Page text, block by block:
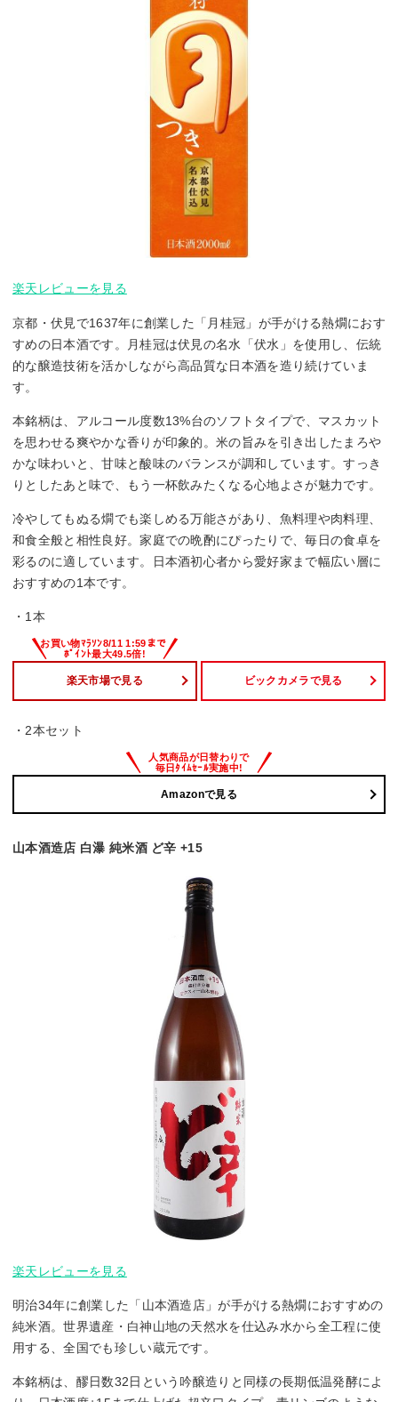
楽天レビューを見る
京都・伏見で1637年に創業した「月桂冠」が手がける熱燗におす
すめの日本酒です。月桂冠は伏見の名水「伏水」を使用し、伝統
的な醸造技術を活かしながら高品質な日本酒を造り続けていま
す。
本銘柄は、アルコール度数13%台のソフトタイプで、マスカット
を思わせる爽やかな香りが印象的。米の旨みを引き出したまろや
かな味わいと、甘味と酸味のバランスが調和しています。すっき
りとしたあと味で、もう一杯飲みたくなる心地よさが魅力です。
冷やしてもぬる燗でも楽しめる万能さがあり、魚料理や肉料理、
和食全般と相性良好。家庭での晩酌にぴったりで、毎日の食卓を
彩るのに適しています。日本酒初心者から愛好家まで幅広い層に
おすすめの1本です。
・1本
楽天市場で見る ビックカメラで見る
・2本セット
Amazonで見る
山本酒造店 白瀑 純米酒 ど辛 +15
楽天レビューを見る
明治34年に創業した「山本酒造店」が手がける熱燗におすすめの
純米酒。世界遺産・白神山地の天然水を仕込み水から全工程に使
用する、全国でも珍しい蔵元です。
本銘柄は、醪日数32日という吟醸造りと同様の長期低温発酵によ